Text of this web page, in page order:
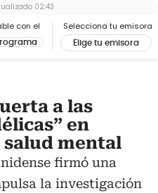
con el Selecciona tu emisora
Elige tu emisora
02:43
a las
en
mental
firmó una
la investigación